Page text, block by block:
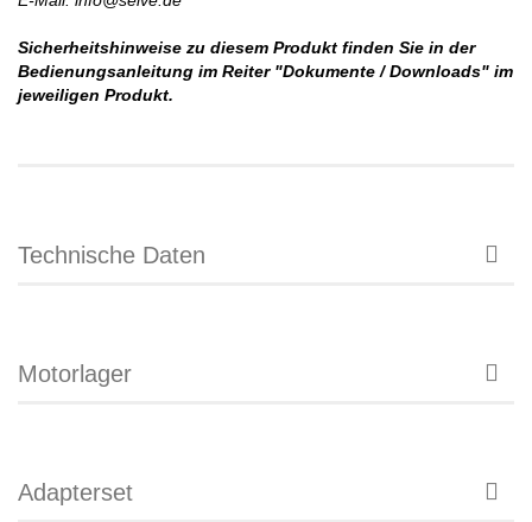
Sicherheitshinweise zu diesem Produkt finden Sie in der
Bedienungsanleitung im Reiter "Dokumente / Downloads" im
jeweiligen Produkt.
Technische Daten
Motorlager
Adapterset